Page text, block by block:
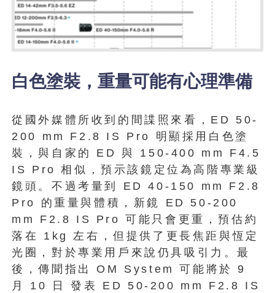
白色塗裝，重量可能有心理準備
從國外媒體所收到的間諜照來看，ED 50-
200 mm F2.8 IS Pro 明顯採用白色塗
裝，與自家的 ED 與 150-400 mm F4.5
IS Pro 相似，預示該鏡定位為高階專業級
鏡頭。不過考量到 ED 40-150 mm F2.8
Pro 的重量與體積，新鏡 ED 50-200
mm F2.8 IS Pro 可能只會更重，預估約
落在 1kg 左右，但提供了更長焦距與恆定
光圈，對於專業用戶來說仍具吸引力。最
後，傳聞指出 OM System 可能將於 9
月 10 日 發表 ED 50-200 mm F2.8 IS